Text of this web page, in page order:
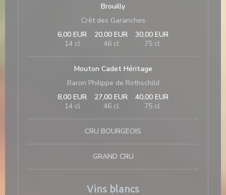
Brouilly
Crêt des Garanches
6,00 EUR
14 cl
20,00 EUR
46 cl
30,00 EUR
75 cl
Mouton Cadet Héritage
Baron Philippe de Rothschild
8,00 EUR
14 cl
27,00 EUR
46 cl
40,00 EUR
75 cl
CRU BOURGEOIS
GRAND CRU
Vins blancs